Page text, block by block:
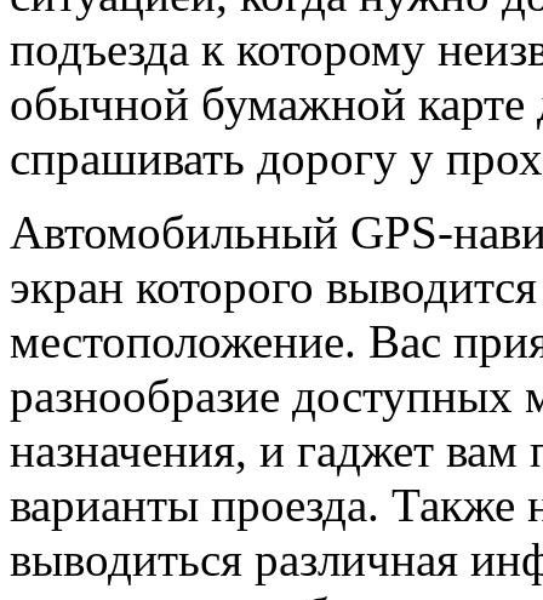
подъезда к которому
обычной бумажной карте
спрашивать дорогу у
Автомобильный GPS-
экран которого
местоположение. Вас
разнообразие доступных
назначения, и гаджет
варианты проезда.
выводиться различная